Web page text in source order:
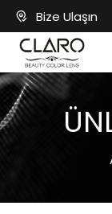
Bize Ulaşın